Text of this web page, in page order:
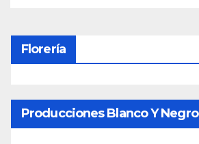
Florería
Producciones Blanco Y Negro